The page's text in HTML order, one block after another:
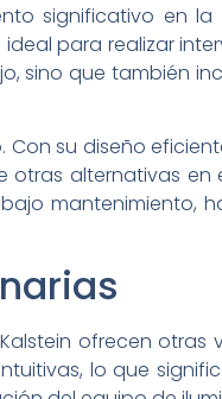
significativo en
para realizar
sino que también
su diseño
alternativas en
mantenimiento,
ofrecen otras
lo que